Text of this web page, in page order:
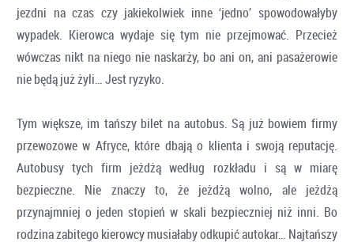
jezdni na czas czy jakiekolwiek inne ‘jedno’ spowodowałyby
wypadek. Kierowca wydaje się tym nie przejmować. Przecież
wówczas nikt na niego nie naskarży, bo ani on, ani pasażerowie
nie będą już żyli… Jest ryzyko.
Tym większe, im tańszy bilet na autobus. Są już bowiem firmy
przewozowe w Afryce, które dbają o klienta i swoją reputację.
Autobusy tych firm jeżdżą według rozkładu i są w miarę
bezpieczne. Nie znaczy to, że jeżdżą wolno, ale jeżdżą
przynajmniej o jeden stopień w skali bezpieczniej niż inni. Bo
rodzina zabitego kierowcy musiałaby odkupić autokar… Najtańszy